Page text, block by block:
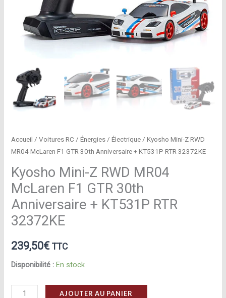
Accueil /Voitures RC /Énergies /Électrique / Kyosho Mini-Z RWD
MR04 McLaren F1 GTR 30th Anniversaire + KT531P RTR 32372KE
Kyosho Mini-Z RWD MR04
McLaren F1 GTR 30th
Anniversaire + KT531P RTR
32372KE
239,50€ TTC
Disponibilité : En stock
quantité
AJOUTER AU PANIER